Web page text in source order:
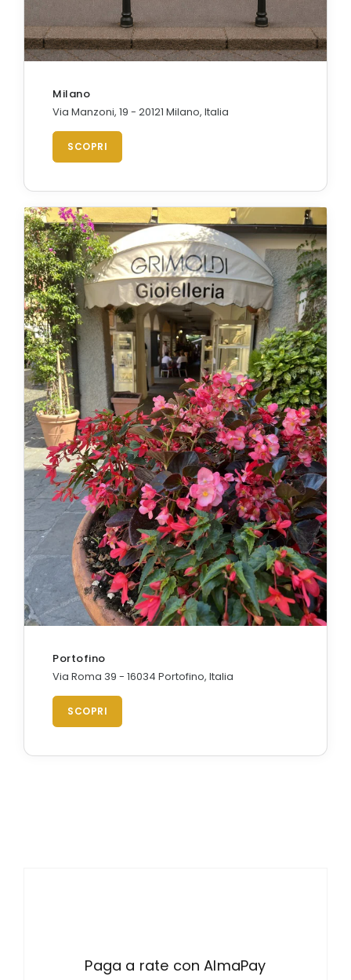
Milano
Via Manzoni, 19 - 20121 Milano, Italia
SCOPRI
Portofino
Via Roma 39 - 16034 Portofino, Italia
SCOPRI
Paga a rate con AlmaPay